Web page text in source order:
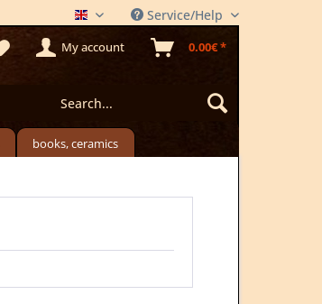
THE MEADSTORE
Service/Help
My account 0.00€ *
books, ceramics